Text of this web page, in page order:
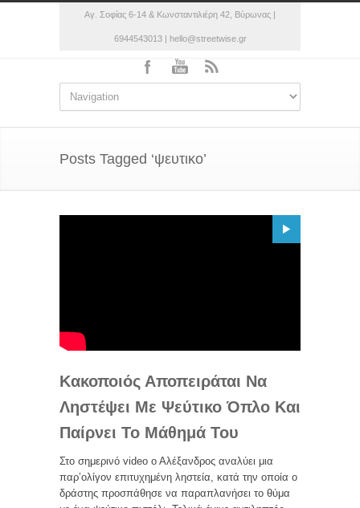
Αγ. Σοφίας 6-14 & Κωνσταντιλιέρη 42, Βύρωνας |
6944543013 | hello@streetwise.gr
Posts Tagged ‘ψευτικο’
Κακοποιός Αποπειράται Να
Ληστέψει Με Ψεύτικο Όπλο Και
Παίρνει Το Μάθημά Του
Στο σημερινό video ο Αλέξανδρος αναλύει μια
παρ’ολίγον επιτυχημένη ληστεία, κατά την οποία ο
δράστης προσπάθησε να παραπλανήσει το θύμα